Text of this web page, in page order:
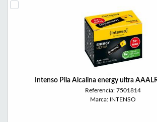
Intenso Pila Alcalina energy ultra
Referencia: 7501814
Marca: INTENSO